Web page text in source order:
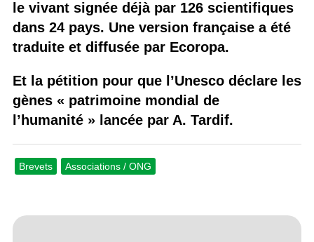
le vivant signée déjà par 126 scientifiques
dans 24 pays. Une version française a été
traduite et diffusée par Ecoropa.
Et la pétition pour que l’Unesco déclare les
gènes « patrimoine mondial de
l’humanité » lancée par A. Tardif.
Brevets Associations / ONG